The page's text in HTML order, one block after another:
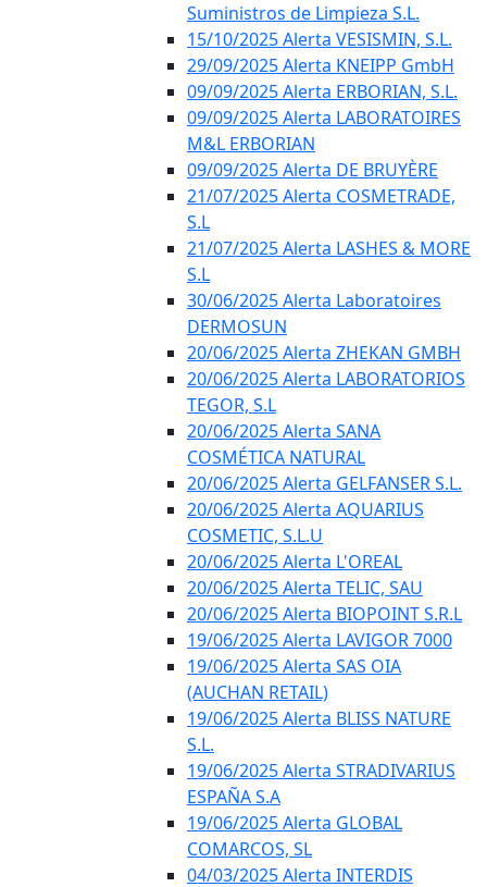
Suministros de Limpieza S.L.
15/10/2025 Alerta VESISMIN, S.L.
29/09/2025 Alerta KNEIPP GmbH
09/09/2025 Alerta ERBORIAN, S.L.
09/09/2025 Alerta LABORATOIRES
M&L ERBORIAN
09/09/2025 Alerta DE BRUYÈRE
21/07/2025 Alerta COSMETRADE,
S.L
21/07/2025 Alerta LASHES & MORE
S.L
30/06/2025 Alerta Laboratoires
DERMOSUN
20/06/2025 Alerta ZHEKAN GMBH
20/06/2025 Alerta LABORATORIOS
TEGOR, S.L
20/06/2025 Alerta SANA
COSMÉTICA NATURAL
20/06/2025 Alerta GELFANSER S.L.
20/06/2025 Alerta AQUARIUS
COSMETIC, S.L.U
20/06/2025 Alerta L'OREAL
20/06/2025 Alerta TELIC, SAU
20/06/2025 Alerta BIOPOINT S.R.L
19/06/2025 Alerta LAVIGOR 7000
19/06/2025 Alerta SAS OIA
(AUCHAN RETAIL)
19/06/2025 Alerta BLISS NATURE
S.L.
19/06/2025 Alerta STRADIVARIUS
ESPAÑA S.A
19/06/2025 Alerta GLOBAL
COMARCOS, SL
04/03/2025 Alerta INTERDIS